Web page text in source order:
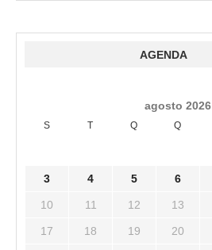
AGENDA
agosto 2026
S T Q Q
3 4 5 6
10 11 12 13
17 18 19 20